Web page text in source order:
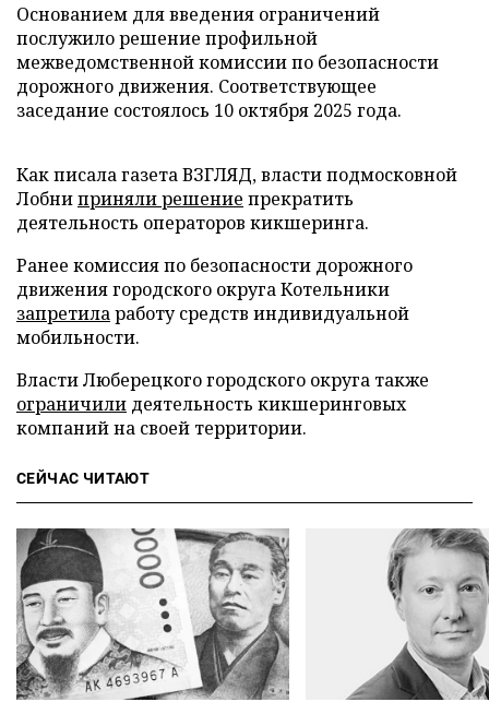
Основанием для введения ограничений
послужило решение профильной
межведомственной комиссии по безопасности
дорожного движения. Соответствующее
заседание состоялось 10 октября 2025 года.
Как писала газета ВЗГЛЯД, власти подмосковной
Лобниприняли решение прекратить
деятельность операторов кикшеринга.
Ранее комиссия по безопасности дорожного
движения городского округа Котельники
запретилаработу средств индивидуальной
мобильности.
Власти Люберецкого городского округа также
ограничили деятельность кикшеринговых
компаний на своей территории.
СЕЙЧАС ЧИТАЮТ